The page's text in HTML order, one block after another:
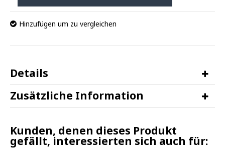
Hinzufügen um zu vergleichen
Details
Zusätzliche Information
Kunden, denen dieses Produkt
gefällt, interessierten sich auch für: